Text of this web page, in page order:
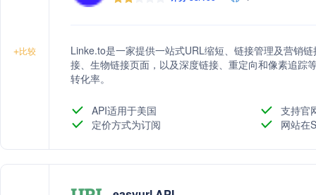
+比较
Linke.to是一家提供一站式URL缩短、链接管理及营销
接、生物链接页面，以及深度链接、重定向和像素追踪
转化率。
API适用于美国
支持官
定价方式为订阅
网站在